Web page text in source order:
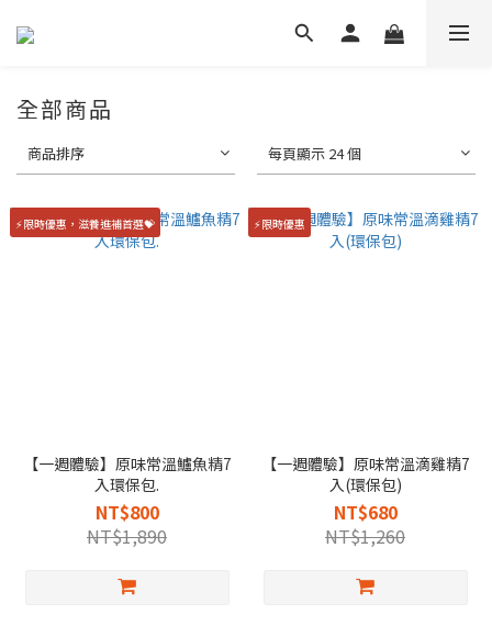
全部商品
商品排序 每頁顯示 24 個
⚡限時優惠，滋養進補首選💝
【一週體驗】原味常溫鱸魚精7
入環保包.
NT$800
NT$1,890
⚡限時優惠
【一週體驗】原味常溫滴雞精7
入(環保包)
NT$680
NT$1,260